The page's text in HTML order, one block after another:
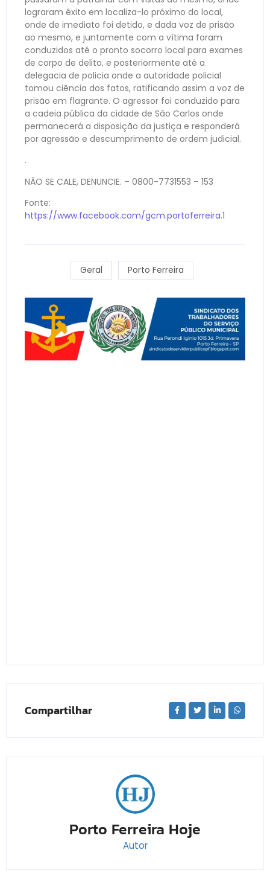
lograram êxito em localiza-lo próximo do local,
onde de imediato foi detido, e dada voz de prisão
ao mesmo, e juntamente com a vítima foram
conduzidos até o pronto socorro local para exames
de corpo de delito, e posteriormente até a
delegacia de policia onde a autoridade policial
tomou ciência dos fatos, ratificando assim a voz de
prisão em flagrante. O agressor foi conduzido para
a cadeia pública da cidade de São Carlos onde
permanecerá a disposição da justiça e responderá
por agressão e descumprimento de ordem judicial.
.
NÃO SE CALE, DENUNCIE. – 0800-7731553 – 153
Fonte:
https://www.facebook.com/gcm.portoferreira.1
Geral Porto Ferreira
Compartilhar
Porto Ferreira Hoje
Autor